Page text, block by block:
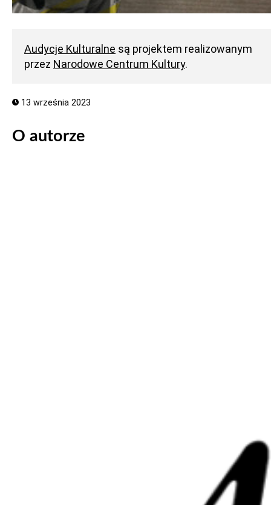
Audycje Kulturalne są projektem realizowanym
przez Narodowe Centrum Kultury.
13 września 2023
O autorze